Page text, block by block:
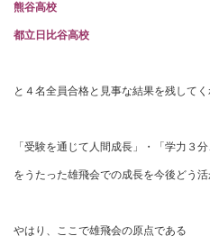
熊谷高校
都立日比谷高校
と４名全員合格と見事な結果を残してく
「受験を通じて人間成長」・「学力３分
をうたった雄飛会での成長を今後どう活
やはり、ここで雄飛会の原点である